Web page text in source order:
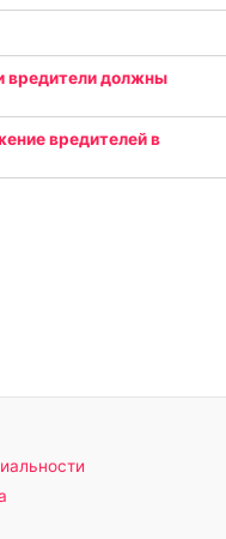
вредители должны
вредителей в